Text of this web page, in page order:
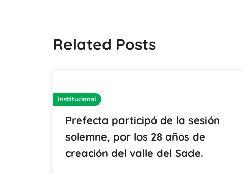
Related Posts
Institucional
Prefecta participó de la sesión
solemne, por los 28 años de
creación del valle del Sade.